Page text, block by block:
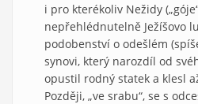
i pro kterékoliv Nežidy
nepřehlédnutelně Ježíšovo
podobenství o odešlém
synovi, který narozdíl od
opustil rodný statek a klesl
Později, „ve srabu“, se s